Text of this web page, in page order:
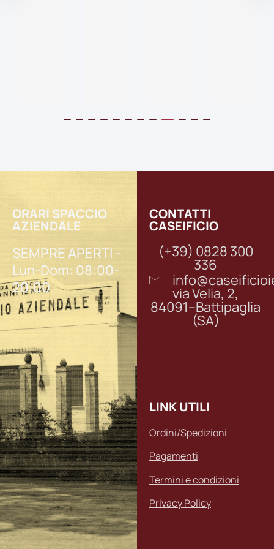
SEMPRE APERTI -
Lun-Dom: 08:00-
20:00
ORARI SPACCIO
AZIENDALE
LINK UTILI
Ordini/Spedizioni
Pagamenti
Termini e condizioni
Privacy Policy
(+39) 0828 300
336
via Velia, 2,
84091–Battipaglia
(SA)
CONTATTI
CASEIFICIO